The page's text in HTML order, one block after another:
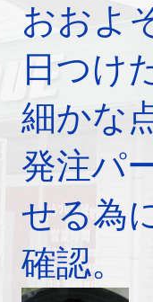
おおよ
日つけ
細かな
発注パ
せる為
確認。